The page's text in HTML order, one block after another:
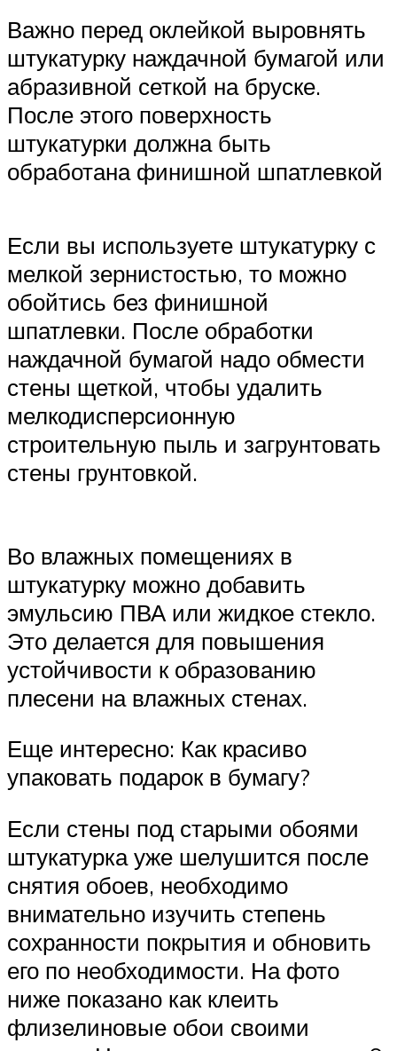
Важно перед оклейкой выровнять
штукатурку наждачной бумагой или
абразивной сеткой на бруске.
После этого поверхность
штукатурки должна быть
обработана финишной шпатлевкой
Если вы используете штукатурку с
мелкой зернистостью, то можно
обойтись без финишной
шпатлевки. После обработки
наждачной бумагой надо обмести
стены щеткой, чтобы удалить
мелкодисперсионную
строительную пыль и загрунтовать
стены грунтовкой.
Во влажных помещениях в
штукатурку можно добавить
эмульсию ПВА или жидкое стекло.
Это делается для повышения
устойчивости к образованию
плесени на влажных стенах.
Еще интересно: Как красиво
упаковать подарок в бумагу?
Если стены под старыми обоями
штукатурка уже шелушится после
снятия обоев, необходимо
внимательно изучить степень
сохранности покрытия и обновить
его по необходимости. На фото
ниже показано как клеить
флизелиновые обои своими